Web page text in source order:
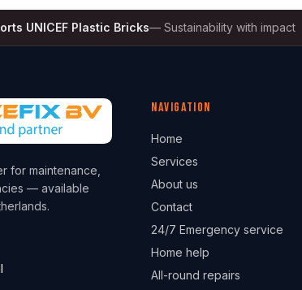
UNICEF Plastic Bricks— Sustainability with impact
for maintenance,
— available
Navigation
Home
Services
About us
Contact
24/7 Emergency service
Home help
All-round repairs